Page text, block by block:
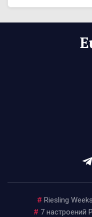
# Riesling
# 7 настроений